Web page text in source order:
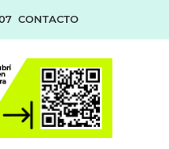
CONTACTO